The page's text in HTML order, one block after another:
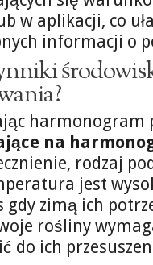
w aplikacji, co
informacji o
harmonogram
na
rodzaj
jest
gdy zimą ich
rośliny
do ich